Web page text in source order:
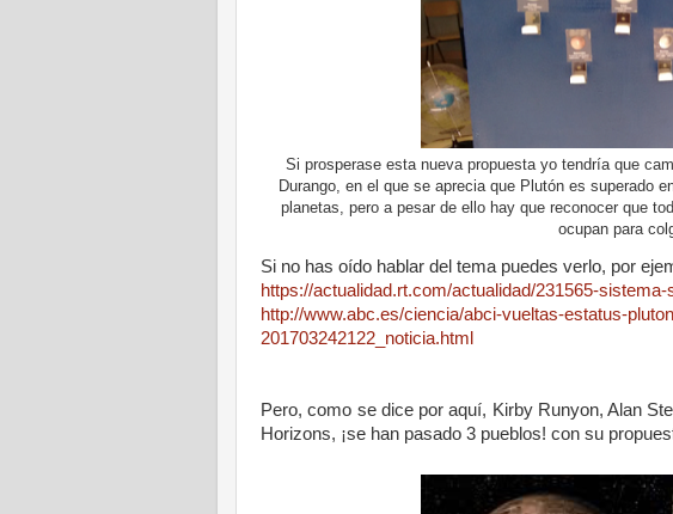
Si prosperase esta nueva propuesta yo tendría que
Durango, en el que se aprecia que Plutón es superado
planetas, pero a pesar de ello hay que reconocer que
ocupan para
Si no has oído hablar del tema puedes verlo, por
https://actualidad.rt.com/actualidad/231565-
http://www.abc.es/ciencia/abci-vueltas-estatus-
201703242122_noticia.html
Pero, como se dice por aquí, Kirby Runyon, Alan
Horizons, ¡se han pasado 3 pueblos! con su